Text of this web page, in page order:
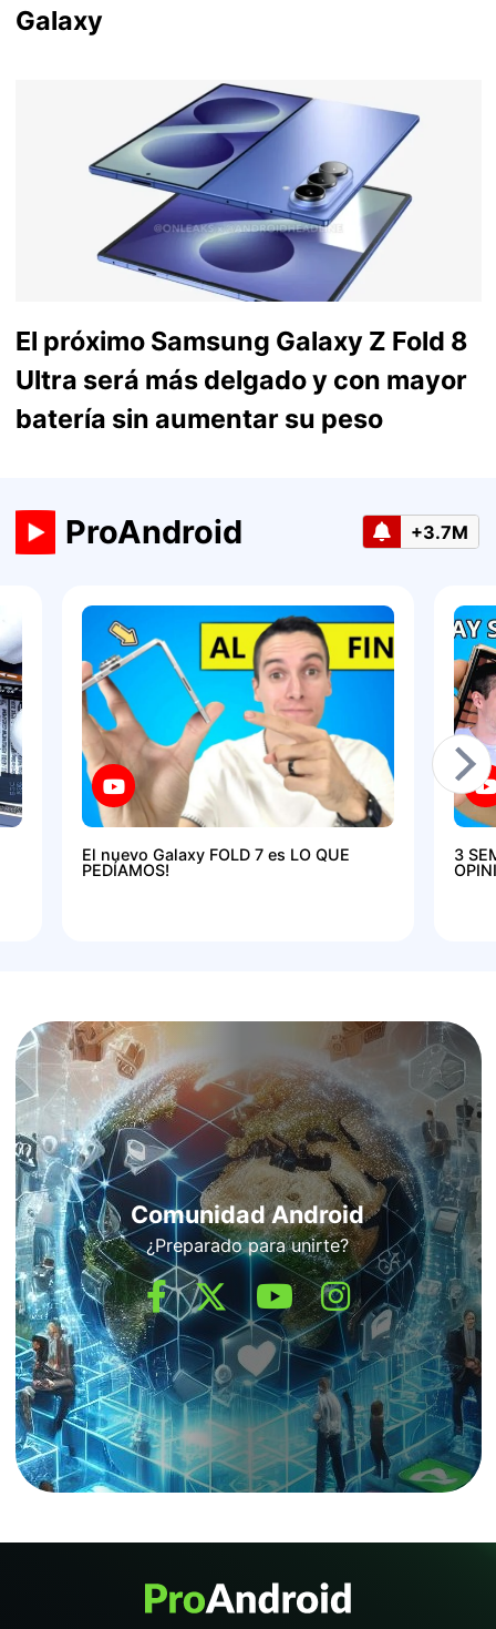
Galaxy
El próximo Samsung Galaxy Z Fold 8
Ultra será más delgado y con mayor
batería sin aumentar su peso
ProAndroid +3.7M
El nuevo Galaxy FOLD 7 es LO QUE
PEDÍAMOS!
3
Comunidad Android
¿Preparado para unirte?